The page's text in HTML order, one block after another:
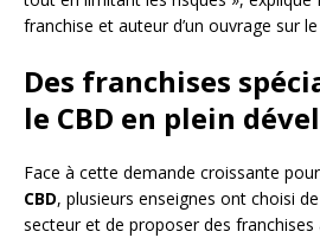
franchise et auteur d’un ouvrage sur
Des franchises
le CBD en plein
Face à cette demande croissante
CBD, plusieurs enseignes ont choisi
secteur et de proposer des franchises